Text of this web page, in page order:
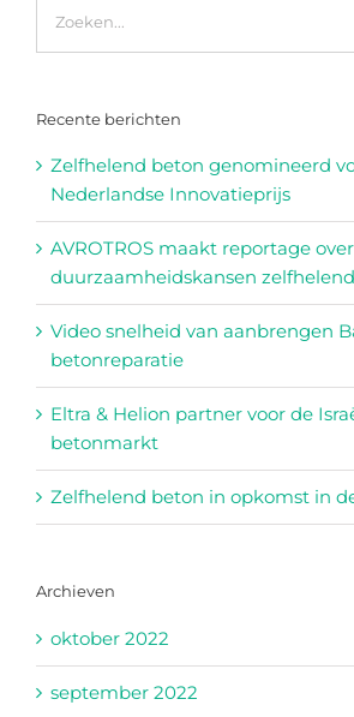
naar:
Recente berichten
Zelfhelend beton genomineerd
Nederlandse Innovatieprijs
AVROTROS maakt reportage over
duurzaamheidskansen
Video snelheid van aanbrengen
betonreparatie
Eltra & Helion partner voor de
betonmarkt
Zelfhelend beton in opkomst in
Archieven
oktober 2022
september 2022